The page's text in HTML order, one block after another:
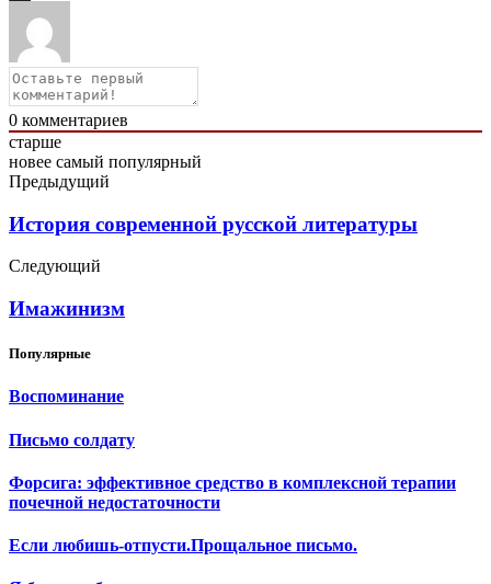
0 комментариев
старше
новее самый популярный
Предыдущий
История современной русской литературы
Следующий
Имажинизм
Популярные
Воспоминание
Письмо солдату
Форсига: эффективное средство в комплексной терапии
почечной недостаточности
Если любишь-отпусти.Прощальное письмо.